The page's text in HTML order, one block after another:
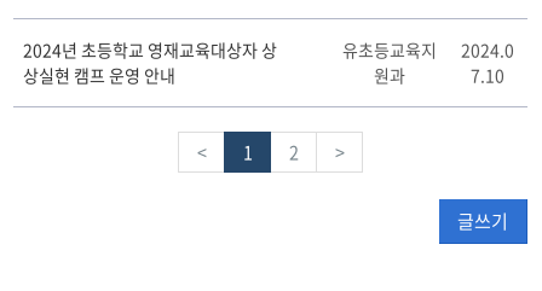
2024년 초등학교 영재교육대상자 상
상실현 캠프 운영 안내
유초등교육지
원과
2024.0
7.10
< 1 2 >
글쓰기